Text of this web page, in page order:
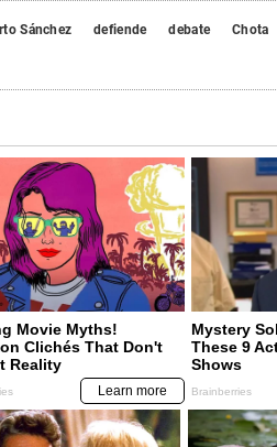
Sánchez defiende debate Chota